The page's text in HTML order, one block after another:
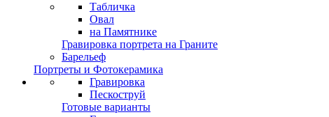
Табличка
Овал
на Памятнике
Гравировка портрета на Граните
Барельеф
Портреты и Фотокерамика
Гравировка
Пескоструй
Готовые варианты